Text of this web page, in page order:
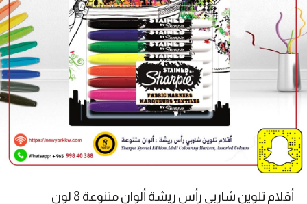
أقلام تلوين شاربي رأس ريشة ألوان متنوعة 8 لون